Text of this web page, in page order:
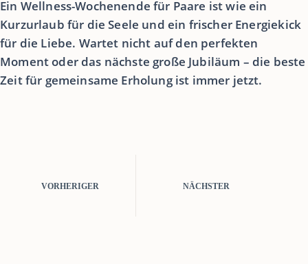
Ein Wellness-Wochenende für Paare ist wie ein
Kurzurlaub für die Seele und ein frischer Energiekick
für die Liebe. Wartet nicht auf den perfekten
Moment oder das nächste große Jubiläum – die beste
Zeit für gemeinsame Erholung ist immer jetzt.
VORHERIGER NÄCHSTER